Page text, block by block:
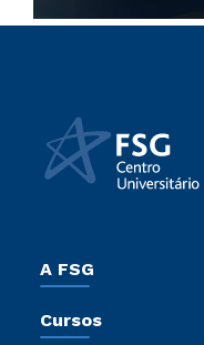
A FSG
Sala de Imprensa
Cursos